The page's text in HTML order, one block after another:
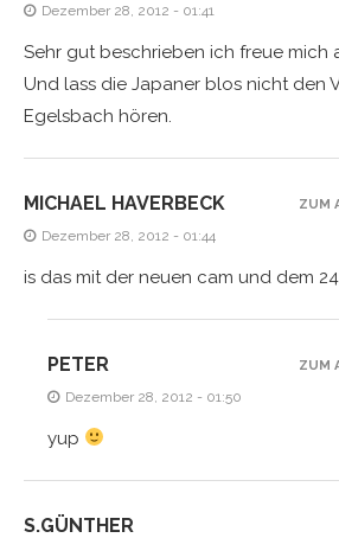
Dezember 28, 2012 - 01:41
Sehr gut beschrieben ich freue mich
Und lass die Japaner blos nicht den
Egelsbach hören.
MICHAEL HAVERBECK
Dezember 28, 2012 - 01:44
is das mit der neuen cam und dem
ZUM
PETER
Dezember 28, 2012 - 01:50
yup
ZUM
S.GÜNTHER